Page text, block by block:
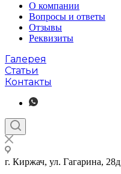
О компании
Вопросы и ответы
Отзывы
Реквизиты
Галерея
Статьи
Контакты
г. Киржач, ул. Гагарина, 28д